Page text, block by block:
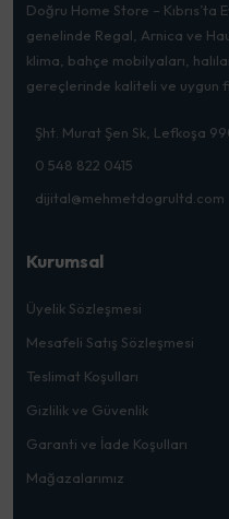
Doğru Home Store – Kıbrıs’ta
genelinde Regal, Arnica ve
klima, bahçe mobilyaları,
gereçlerinde kaliteli ve uygun
Şht. Murat Şen Sk, Lefkoşa
0 548 822 0415
dijital@mehmetdogrultd.com
Kurumsal
Üyelik Sözleşmesi
Mesafeli Satış Sözleşmesi
Teslimat Koşulları
Gizlilik ve Güvenlik
Garanti ve İade Koşulları
Mağazalarımız